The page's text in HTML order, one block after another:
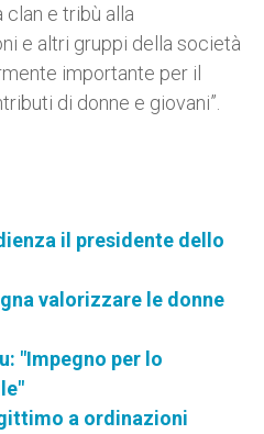
clan e tribù alla
e altri gruppi della società
importante per il
di donne e giovani”.
il presidente dello
valorizzare le donne
"Impegno per lo
a ordinazioni